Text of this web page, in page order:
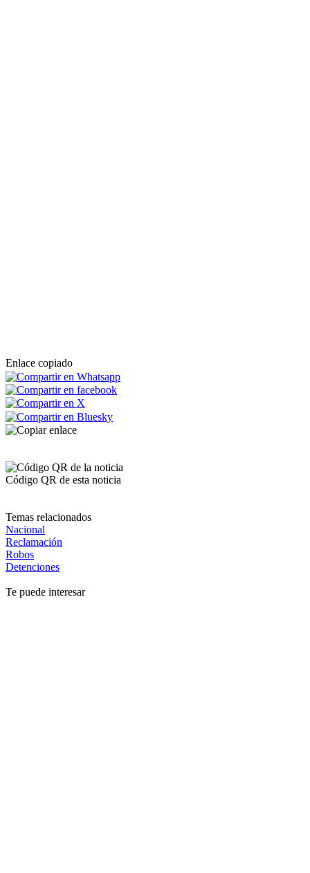
Enlace copiado
Código QR de esta noticia
Temas relacionados
Nacional
Reclamación
Robos
Detenciones
Te puede interesar